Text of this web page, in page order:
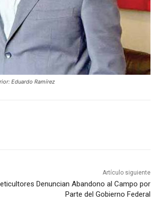
Eduardo Ramírez
Artículo siguiente
Denuncian Abandono al Campo por
Parte del Gobierno Federal